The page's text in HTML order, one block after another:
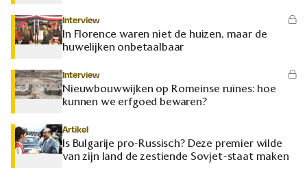
Interview
In Florence waren niet de huizen, maar de
huwelijken onbetaalbaar
Interview
Nieuwbouwwijken op Romeinse ruïnes: hoe
kunnen we erfgoed bewaren?
Artikel
Is Bulgarije pro-Russisch? Deze premier wilde
van zijn land de zestiende Sovjet-staat maken